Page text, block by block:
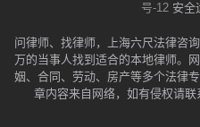
号-12 安全
问律师、找律师，上海六尺法律咨
万的当事人找到适合的本地律师。
姻、合同、劳动、房产等多个法律
章内容来自网络，如有侵权请